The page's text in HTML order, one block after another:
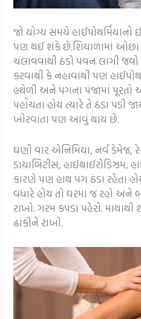
જો યોગ્ય સમયે
પણ થઈ શકે છે.શિયાળામાં ઓછાં
ચલાવવાથી ઠંડો પવન લાગી
કરવાથી કે નહાવાથી પણ
હથેળી અને પગના પંજામાં
પહોંચતા હોય ત્યારે તે ઠંડા
ખોરવાતા પણ આવું થાય છે.
ઘણી વાર એનિમિયા, નર્વ ડેમેજ,
ડાયાબિટીસ, હાઈથાઈરોડિઝમ,
કારણે પણ હાથ પગ ઠંડા રહેતા
વધારે હોય તો ઘરમાં જ રહો
રાખો. ગરમ કપડાં પહેરો.
ઢાંકીને રાખો.